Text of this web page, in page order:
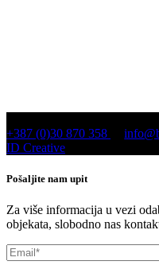
+387 (0)30 870 358
ID Creative
Pošaljite nam upit
Za više informacija u vezi
objekata, slobodno nas